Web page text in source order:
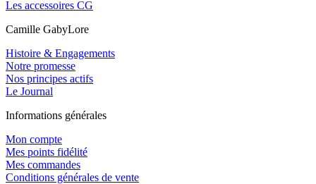
Les accessoires CG
Camille GabyLore
Histoire & Engagements
Notre promesse
Nos principes actifs
Le Journal
Informations générales
Mon compte
Mes points fidélité
Mes commandes
Conditions générales de vente